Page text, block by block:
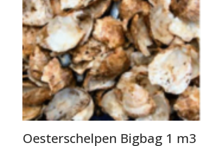
Oesterschelpen Bigbag 1 m3